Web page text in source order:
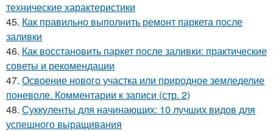
технические характеристики
45. Как правильно выполнить ремонт паркета после
заливки
46. Как восстановить паркет после заливки: практические
советы и рекомендации
47. Освоение нового участка или природное земледелие
поневоле. Комментарии к записи (стр. 2)
48. Суккуленты для начинающих: 10 лучших видов для
успешного выращивания